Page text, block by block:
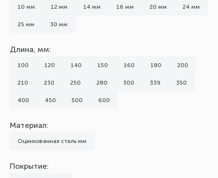
10 мм 12 мм 14 мм 16 мм 20 мм 24 мм
25 мм 30 мм
Длина, мм:
100 120 140 150 160 180 200
210 230 250 280 300 339 350
400 450 500 600
Материал:
Оцинкованная сталь мм
Покрытие: